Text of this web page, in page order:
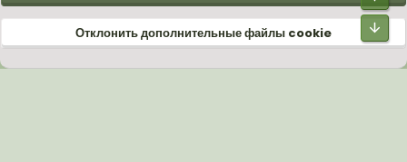
Отклонить дополнительные файлы cookie